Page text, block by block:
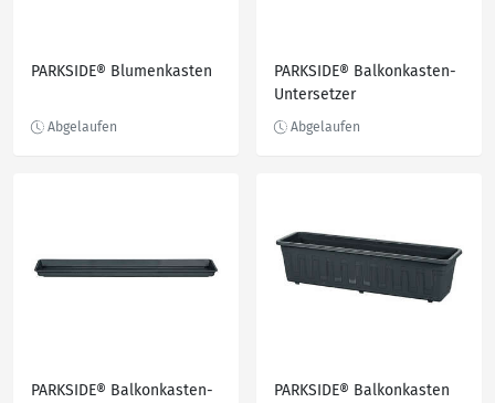
PARKSIDE® Blumenkasten
PARKSIDE® Balkonkasten-
Untersetzer
PARKSIDE® Balkonkasten-
PARKSIDE® Balkonkasten